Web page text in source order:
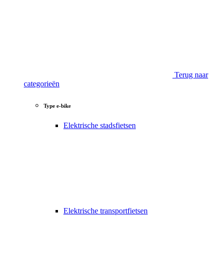
Terug naar
categorieën
Type e-bike
Elektrische stadsfietsen
Elektrische transportfietsen